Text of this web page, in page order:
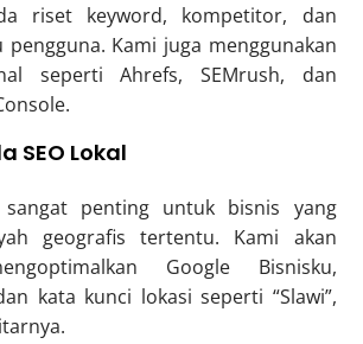
riset keyword, kompetitor, dan
pengguna. Kami juga menggunakan
seperti Ahrefs, SEMrush, dan
SEO Lokal
penting untuk bisnis yang
geografis tertentu. Kami akan
Google Bisnisku,
kata kunci lokasi seperti “Slawi”,